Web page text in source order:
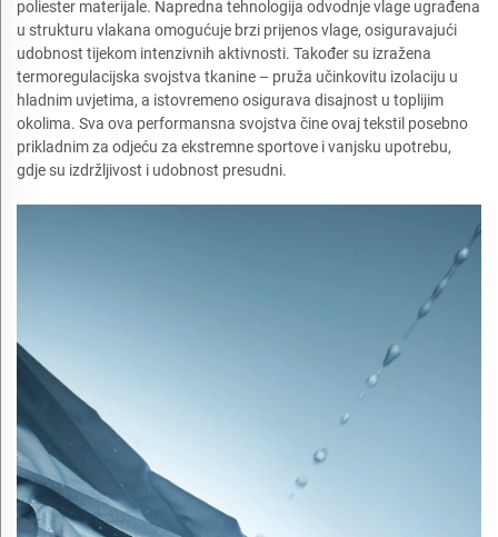
poliester materijale. Napredna tehnologija odvodnje vlage ugrađena
u strukturu vlakana omogućuje brzi prijenos vlage, osiguravajući
udobnost tijekom intenzivnih aktivnosti. Također su izražena
termoregulacijska svojstva tkanine – pruža učinkovitu izolaciju u
hladnim uvjetima, a istovremeno osigurava disajnost u toplijim
okolima. Sva ova performansna svojstva čine ovaj tekstil posebno
prikladnim za odjeću za ekstremne sportove i vanjsku upotrebu,
gdje su izdržljivost i udobnost presudni.